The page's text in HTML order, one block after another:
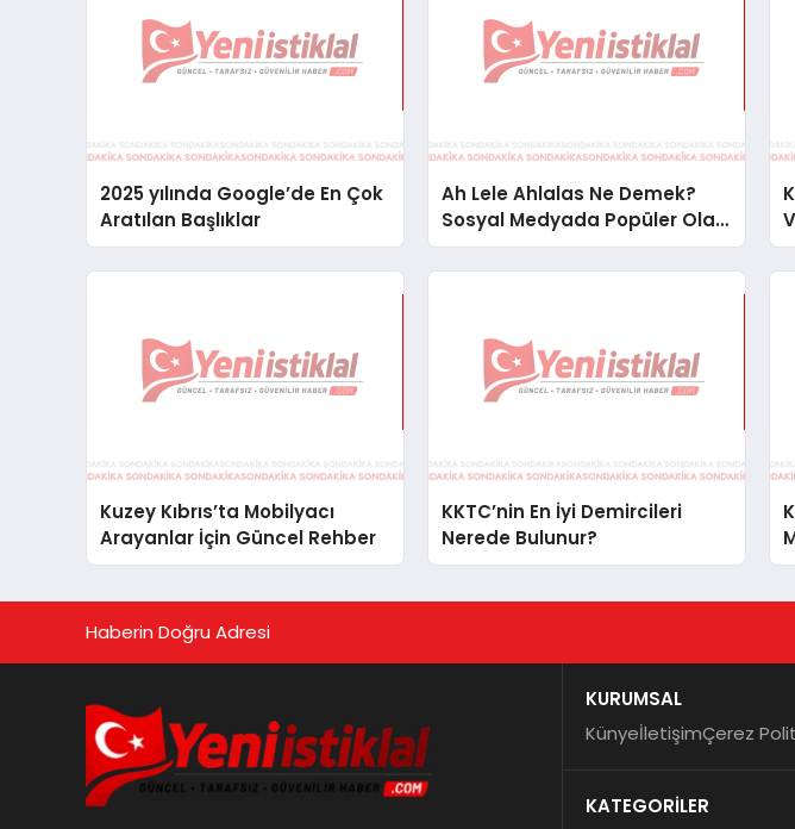
2025 yılında Google’de En Çok
Aratılan Başlıklar
Ah Lele Ahlalas Ne Demek?
Sosyal Medyada Popüler Olan
İfade
Kuzey Kıbrıs’ta Mobilyacı
Arayanlar İçin Güncel Rehber
KKTC’nin En İyi Demircileri
Nerede Bulunur?
Haberin Doğru Adresi
KURUMSAL
KünyeİletişimÇerez
KATEGORİLER